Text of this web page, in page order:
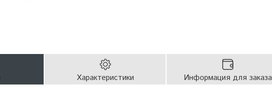
Характеристики Информация для заказа